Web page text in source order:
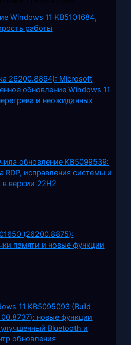
Windows 11 KB5101684,
работы
26200.8894): Microsoft
обновление Windows 11
и неожиданных
обновление KB5099539:
RDP, исправления системы и
версии 22H2
(26200.8875):
памяти и новые функции
11 KB5095093 (Build
новые функции
Bluetooth и
обновления